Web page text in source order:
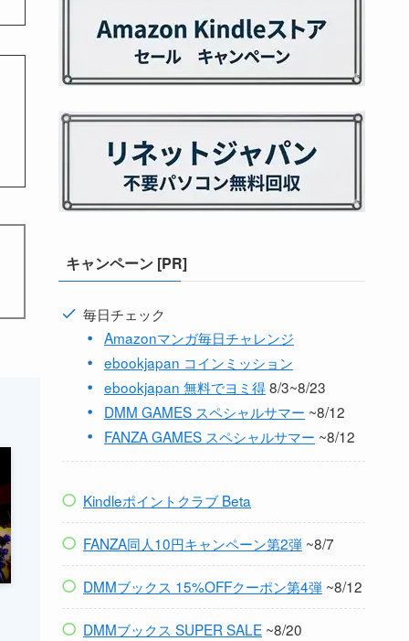
キャンペーン [PR]
毎日チェック
Amazonマンガ毎日チャレンジ
ebookjapan コインミッション
ebookjapan 無料でヨミ得8/3~8/23
DMM GAMES スペシャルサマー ~8/12
FANZA GAMES スペシャルサマー ~8/12
Kindleポイントクラブ Beta
FANZA同人10円キャンペーン第2弾~8/7
DMMブックス 15%OFFクーポン第4弾~8/12
DMMブックス SUPER SALE~8/20